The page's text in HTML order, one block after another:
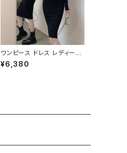
ワンピース ドレス レディース
春夏 秋冬 春 夏 秋 冬 黒 タイ
トワンピース タイトドレス 長
ショルダー カットショルダー
ー ブラック お呼ばれ シンプ
¥6,380